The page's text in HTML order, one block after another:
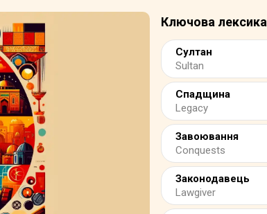
Ключова лексика
Султан
Sultan
Спадщина
Legacy
Завоювання
Conquests
Законодавець
Lawgiver